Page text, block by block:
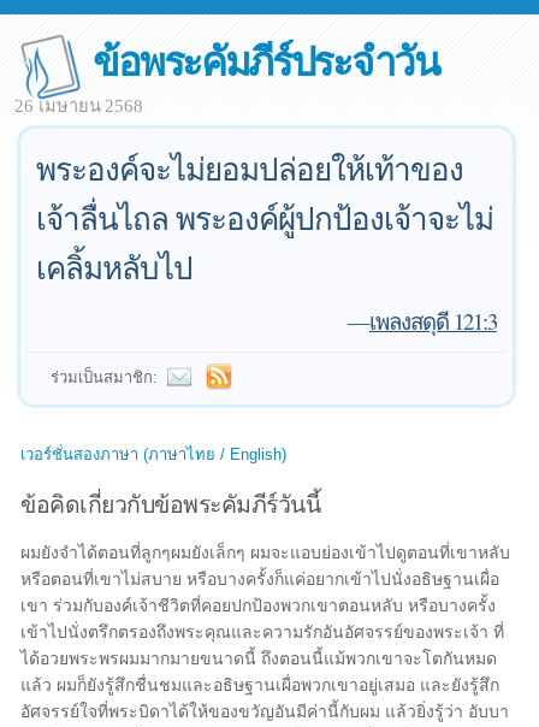
ข้อพระคัมภีร์ประจำวัน
26 เมษายน 2568
พระองค์จะไม่ยอมปล่อยให้เท้าของ
เจ้าลื่นไถล พระองค์ผู้ปกป้องเจ้าจะไม่
เคลิ้มหลับไป
—เพลงสดุดี 121:3
ร่วมเป็นสมาชิก:
เวอร์ชั่นสองภาษา (ภาษาไทย / English)
ข้อคิดเกี่ยวกับข้อพระคัมภีร์วันนี้
ผมยังจำได้ตอนที่ลูกๆผมยังเล็กๆ ผมจะแอบย่องเข้าไปดูตอนที่เขาหลับ
หรือตอนที่เขาไม่สบาย หรือบางครั้งก็แค่อยากเข้าไปนั่งอธิษฐานเผื่อ
เขา ร่วมกับองค์เจ้าชีวิตที่คอยปกป้องพวกเขาตอนหลับ หรือบางครั้ง
เข้าไปนั่งตรึกตรองถึงพระคุณและความรักอันอัศจรรย์ของพระเจ้า ที่
ได้อวยพระพรผมมากมายขนาดนี้ ถึงตอนนี้แม้พวกเขาจะโตกันหมด
แล้ว ผมก็ยังรู้สึกชื่นชมและอธิษฐานเผื่อพวกเขาอยู่เสมอ และยังรู้สึก
อัศจรรย์ใจที่พระบิดาได้ให้ของขวัญอันมีค่านี้กับผม แล้วยิ่งรู้ว่า อับบา